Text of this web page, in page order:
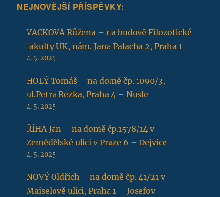
NEJNOVĚJŠÍ PŘÍSPĚVKY:
VACKOVÁ Růžena – na budově Filozofické
fakulty UK, nám. Jana Palacha 2, Praha 1
4. 5. 2025
HOLÝ Tomáš – na domě čp. 1090/3,
ul.Petra Rezka, Praha 4 – Nusle
4. 5. 2025
ŘÍHA Jan – na domě čp.1578/14 v
Zemědělské ulici v Praze 6 – Dejvice
4. 5. 2025
NOVÝ Oldřich – na domě čp. 41/21 v
Maiselově ulici, Praha 1 – Josefov